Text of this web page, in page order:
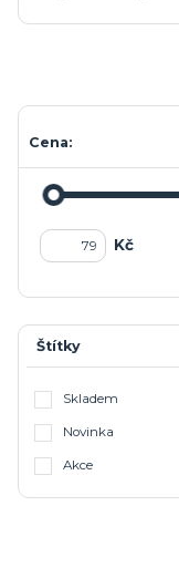
Cena:
Kč
Štítky
Skladem
Novinka
Akce